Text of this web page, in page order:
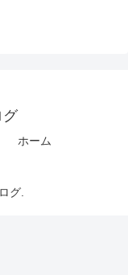
グ
ホーム
グ.